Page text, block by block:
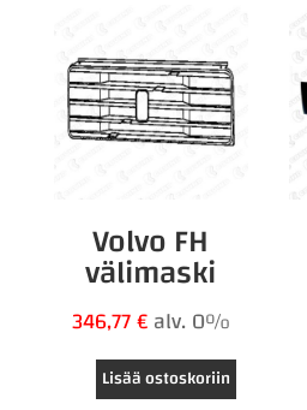
Volvo FH
välimaski
346,77€alv. 0%
Lisää ostoskoriin